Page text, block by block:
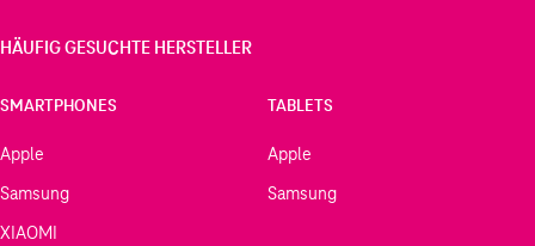
HÄUFIG GESUCHTE HERSTELLER
SMARTPHONES
Apple
Samsung
XIAOMI
TABLETS
Apple
Samsung